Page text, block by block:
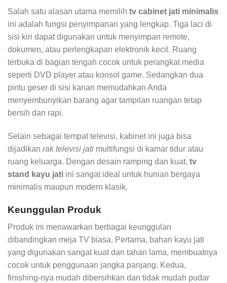
Salah satu alasan utama memilih tv cabinet jati minimalis
ini adalah fungsi penyimpanan yang lengkap. Tiga laci di
sisi kiri dapat digunakan untuk menyimpan remote,
dokumen, atau perlengkapan elektronik kecil. Ruang
terbuka di bagian tengah cocok untuk perangkat media
seperti DVD player atau konsol game. Sedangkan dua
pintu geser di sisi kanan memudahkan Anda
menyembunyikan barang agar tampilan ruangan tetap
bersih dan rapi.
Selain sebagai tempat televisi, kabinet ini juga bisa
dijadikan rak televisi jati multifungsi di kamar tidur atau
ruang keluarga. Dengan desain ramping dan kuat, tv
stand kayu jati ini sangat ideal untuk hunian bergaya
minimalis maupun modern klasik.
Keunggulan Produk
Produk ini menawarkan berbagai keunggulan
dibandingkan meja TV biasa. Pertama, bahan kayu jati
yang digunakan sangat kuat dan tahan lama, membuatnya
cocok untuk penggunaan jangka panjang. Kedua,
finishing-nya mudah dibersihkan dan tidak mudah pudar